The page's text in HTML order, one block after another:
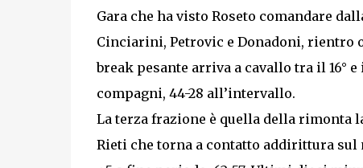
Gara che ha visto Roseto comandare
Cinciarini, Petrovic e Donadoni, rientro
break pesante arriva a cavallo tra il 16°
compagni, 44-28 all’intervallo.
La terza frazione è quella della rimonta
Rieti che torna a contatto addirittura sul